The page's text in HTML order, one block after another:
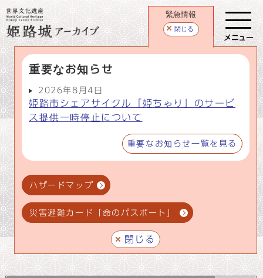
緊急情報
閉じる
重要なお知らせ
2026年8月4日
姫路市シェアサイクル「姫ちゃり」のサービ
ス提供一時停止について
重要なお知らせ一覧を見る
ハザードマップ
災害避難カード「命のパスポート」
閉じる
メニュー